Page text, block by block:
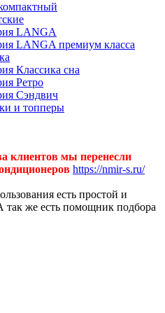
LANGA
LANGA премиум класса
Классика сна
Ретро
Сэндвич
и топперы
клиентов мы перенесли
https://nmir-s.ru/
есть простой и
так же есть помощник подбора